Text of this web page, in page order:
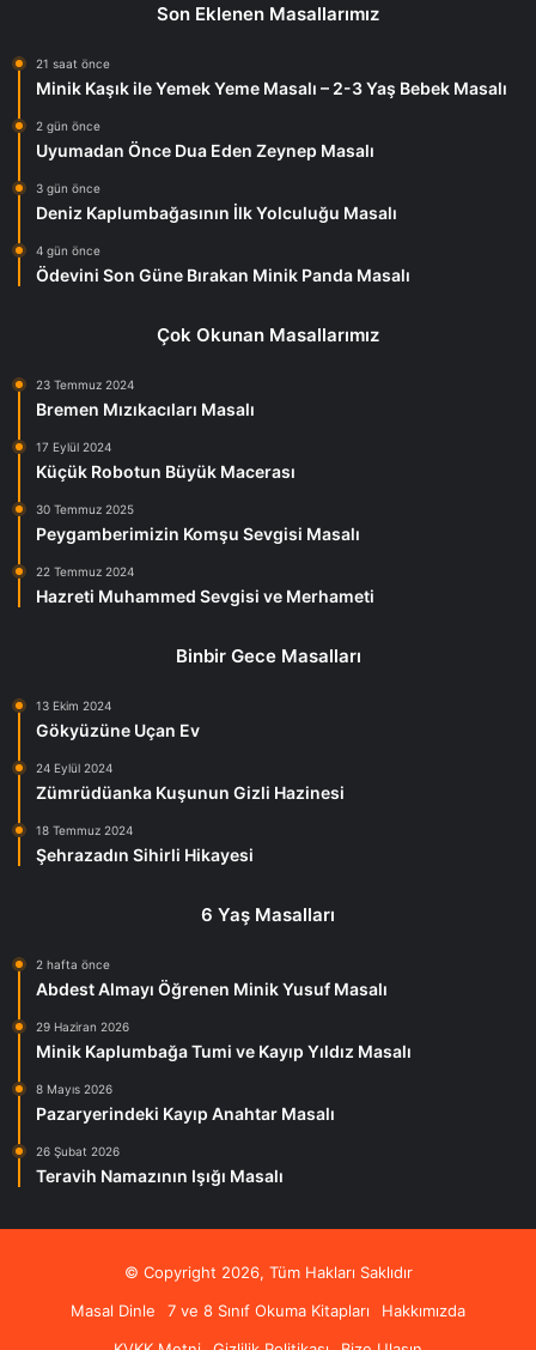
Son Eklenen Masallarımız
21 saat önce
Minik Kaşık ile Yemek Yeme Masalı – 2-3 Yaş Bebek Masalı
2 gün önce
Uyumadan Önce Dua Eden Zeynep Masalı
3 gün önce
Deniz Kaplumbağasının İlk Yolculuğu Masalı
4 gün önce
Ödevini Son Güne Bırakan Minik Panda Masalı
Çok Okunan Masallarımız
23 Temmuz 2024
Bremen Mızıkacıları Masalı
17 Eylül 2024
Küçük Robotun Büyük Macerası
30 Temmuz 2025
Peygamberimizin Komşu Sevgisi Masalı
22 Temmuz 2024
Hazreti Muhammed Sevgisi ve Merhameti
Binbir Gece Masalları
13 Ekim 2024
Gökyüzüne Uçan Ev
24 Eylül 2024
Zümrüdüanka Kuşunun Gizli Hazinesi
18 Temmuz 2024
Şehrazadın Sihirli Hikayesi
6 Yaş Masalları
2 hafta önce
Abdest Almayı Öğrenen Minik Yusuf Masalı
29 Haziran 2026
Minik Kaplumbağa Tumi ve Kayıp Yıldız Masalı
8 Mayıs 2026
Pazaryerindeki Kayıp Anahtar Masalı
26 Şubat 2026
Teravih Namazının Işığı Masalı
© Copyright 2026, Tüm Hakları Saklıdır
Masal Dinle
7 ve 8 Sınıf Okuma Kitapları
Hakkımızda